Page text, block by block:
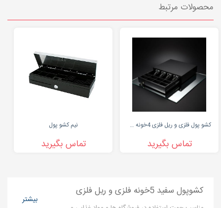
محصولات مرتبط
کشو پول فلزی و ریل فلزی 4خونه mk410
تماس بگیرید
نیم کشو پول
تماس بگیرید
کشوپول سفید 5خونه فلزی و ریل فلزی
بیشتر